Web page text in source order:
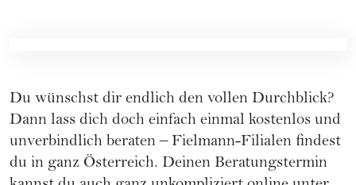
Du wünschst dir endlich den vollen Durchblick?
Dann lass dich doch einfach einmal kostenlos und
unverbindlich beraten – Fielmann-Filialen findest
du in ganz Österreich. Deinen Beratungstermin